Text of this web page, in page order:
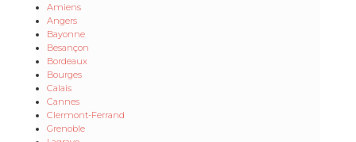
Amiens
Angers
Bayonne
Besançon
Bordeaux
Bourges
Calais
Cannes
Clermont-Ferrand
Grenoble